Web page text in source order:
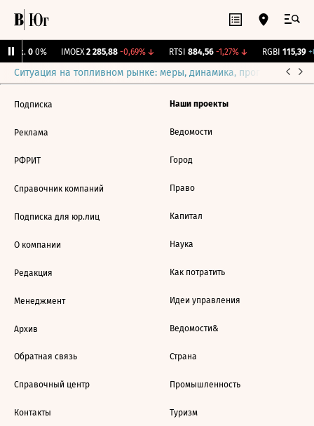
Бирж. 0 0% IMOEX 2 285,88 -0,69%↓ RTSI 884,56 -1,27%↓ RGBI 115,39
Ситуация на топливном рынке: меры, динамика, прогнозы
Подписка
Реклама
РФРИТ
Справочник компаний
Подписка для юр.лиц
О компании
Редакция
Менеджмент
Архив
Обратная связь
Справочный центр
Контакты
Наши проекты
Ведомости
Город
Право
Капитал
Наука
Как потратить
Идеи управления
Ведомости&
Страна
Промышленность
Туризм